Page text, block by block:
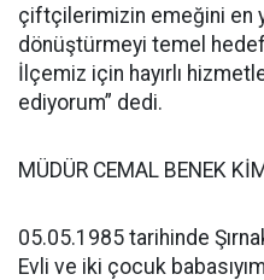
çiftçilerimizin emeğini en
dönüştürmeyi temel
İlçemiz için hayırlı
ediyorum” dedi.
MÜDÜR CEMAL BENEK
05.05.1985 tarihinde
Evli ve iki çocuk